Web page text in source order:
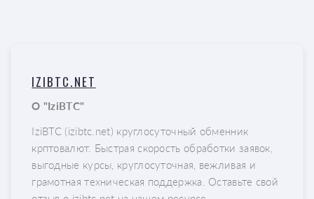
IZIBTC.NET
О "IziBTC"
IziBTC (izibtc.net) круглосуточный обменник
крптовалют. Быстрая скорость обработки заявок,
выгодные курсы, круглосуточная, вежливая и
грамотная техническая поддержка. Оставьте свой